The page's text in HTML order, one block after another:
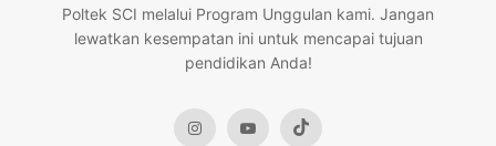
Poltek SCI melalui Program Unggulan kami. Jangan
lewatkan kesempatan ini untuk mencapai tujuan
pendidikan Anda!